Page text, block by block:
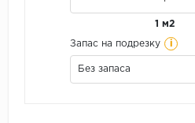
1 м2
Запас на подрезку i
Без запаса